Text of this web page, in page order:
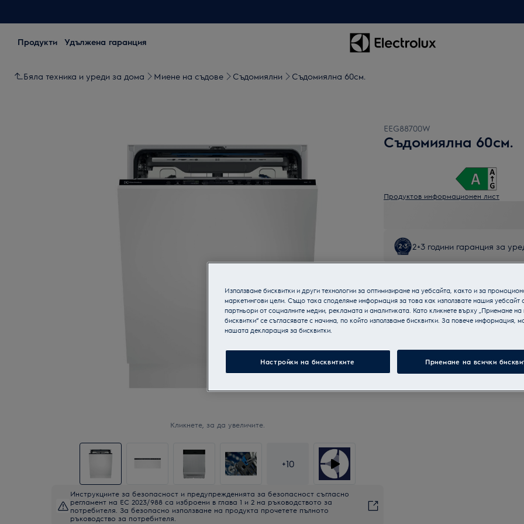
Продукти Удължена гаранция
Бяла техника и уреди за дома Миене на съдове Съдомиялни Съдомиялна 60см.
Кликнете, за да увеличите.
+10
Инструкциите за безопасност и предупрежденията за безопасност съгласно
регламент на ЕС 2023/988 са изброени в глава 1 и 2 на ръководството за
потребителя. За безопасно използване на продукта прочетете пълното
ръководство за потребителя.
EEG88700W
Съдомиялна 60см.
Продуктов информационен лист
2+3 години гаранция за
Използваме бисквитки и други технологии за оптимизиране на уебсайта, както и за
маркетингови цели. Също така споделяме информация за това как използвате нашия уебсайт
партньори от социалните медии, рекламата и аналитиката. Като кликнете върху „Приемане на
бисквитки“ се съгласявате с начина, по който използваме бисквитки. За повече информация,
нашата декларация за бисквитки.
Настройки на бисквитките Приемане на всички